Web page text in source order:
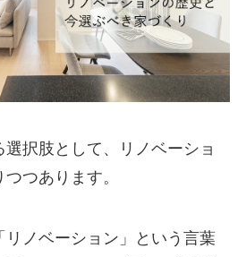
択肢として、リノベーショ
つあります。
リノベーション」という言葉